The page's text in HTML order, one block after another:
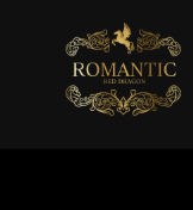
返信先: 来